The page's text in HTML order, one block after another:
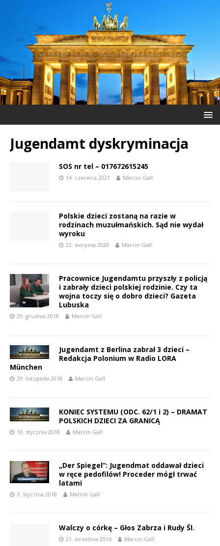
Jugendamt dyskryminacja
SOS nr tel – 017672615245
14. czerwca 2021 Marcin Gall
Polskie dzieci zostaną na razie w
rodzinach muzułmańskich. Sąd nie wydał
wyroku
22. sierpnia 2020 Marcin Gall
Pracownice Jugendamtu przyszły z policją
i zabrały dzieci polskiej rodzinie. Czy ta
wojna toczy się o dobro dzieci? Gazeta
Lubuska
29. grudnia 2018 Marcin Gall
Jugendamt z Berlina zabrał 3 dzieci –
Redakcja Polonium w Radio LORA
München
29. listopada 2018 Marcin Gall
KONIEC SYSTEMU (ODC. 62/1 i 2) – DRAMAT
POLSKICH DZIECI ZA GRANICĄ
10. stycznia 2018 Marcin Gall
„Der Spiegel”: Jugendmat oddawał dzieci
w ręce pedofilów! Proceder mógł trwać
latami
3. stycznia 2018 Marcin Gall
Walczy o córkę – Głos Zabrza i Rudy Śl.
21. września 2016 Marcin Gall